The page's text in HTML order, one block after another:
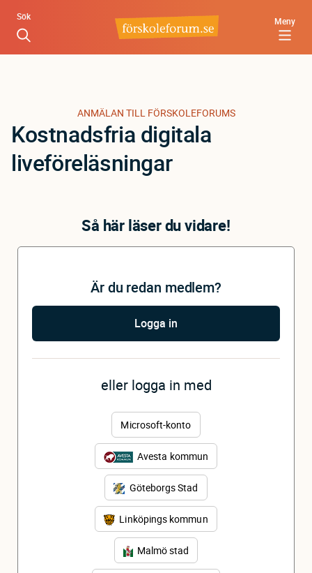
Hoppa
huvudinnehåll
Meny
Sök
ANMÄLAN TILL FÖRSKOLEFORUMS
Kostnadsfria digitala
liveföreläsningar
Så här läser du vidare!
Är du redan medlem?
Logga in
eller logga in med
Microsoft-konto
Avesta kommun
Göteborgs Stad
Linköpings kommun
Malmö stad